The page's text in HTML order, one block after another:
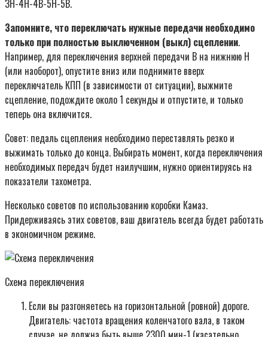
ЗН-4Н-4В-5Н-5В.
Запомните, что переключать нужные передачи необходимо
только при полностью выключенном (выкл) сцеплении.
Например, для переключения верхней передачи В на нижнюю Н
(или наоборот), опустите вниз или поднимите вверх
переключатель КПП (в зависимости от ситуации), выжмите
сцепление, подождите около 1 секунды и отпустите, и только
теперь она включится.
Совет: педаль сцепления необходимо переставлять резко и
выжимать только до конца. Выбирать момент, когда переключения
необходимых передач будет наилучшим, нужно ориентируясь на
показатели тахометра.
Несколько советов по использованию коробки Камаз.
Придерживаясь этих советов, ваш двигатель всегда будет работать
в экономичном режиме.
Схема переключения
Если вы разгоняетесь на горизонтальной (ровной) дороге.
Двигатель: частота вращения коленчатого вала, в таком